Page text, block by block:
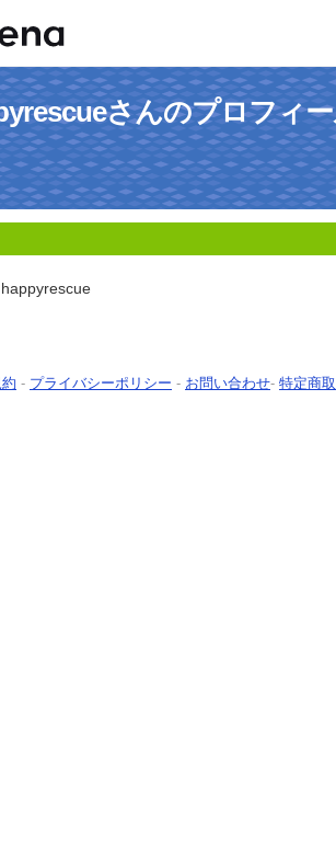
さんのプロフィ
happyrescue
- プライバシーポリシー - お問い合わせ- 特定商